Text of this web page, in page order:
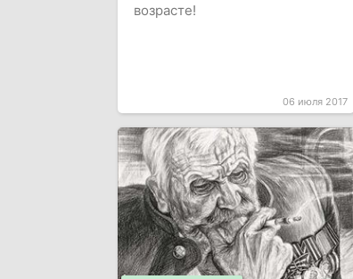
возрасте!
06 июля 2017